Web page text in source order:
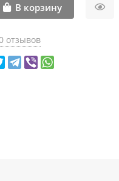
В корзину
отзывов